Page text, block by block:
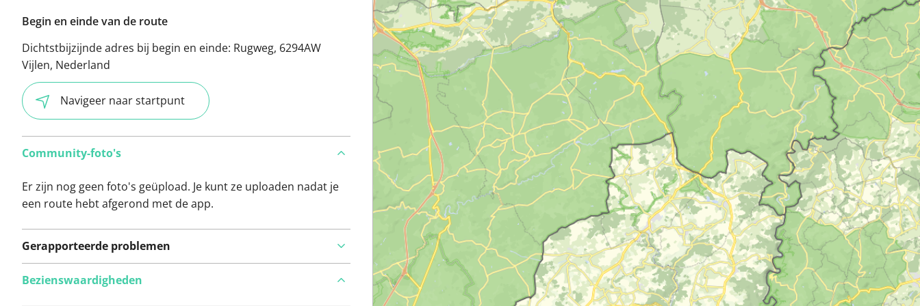
Begin en einde van de route
Dichtstbijzijnde adres bij begin en einde: Rugweg, 6294AW
Vijlen, Nederland
Navigeer naar startpunt
Community-foto's
Er zijn nog geen foto's geüpload. Je kunt ze uploaden nadat je
een route hebt afgerond met de app.
Gerapporteerde problemen
Bezienswaardigheden